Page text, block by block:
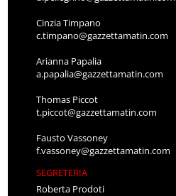
Cinzia Timpano
c.timpano@gazzettamatin.com
Arianna Papalia
a.papalia@gazzettamatin.com
Thomas Piccot
t.piccot@gazzettamatin.com
Fausto Vassoney
f.vassoney@gazzettamatin.com
SEGRETERIA
Roberta Prodoti
segreteria@gazzettamatin.com